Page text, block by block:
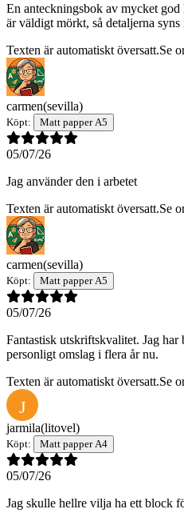
En anteckningsbok av mycket
är väldigt mörkt, så detaljerna syns
Texten är automatiskt översatt.Se
carmen(sevilla)
Köpt: Matt papper A5
05/07/26
Jag använder den i arbetet
Texten är automatiskt översatt.Se
carmen(sevilla)
Köpt: Matt papper A5
05/07/26
Fantastisk utskriftskvalitet. Jag har
personligt omslag i flera år nu.
Texten är automatiskt översatt.Se
J
jarmila(litovel)
Köpt: Matt papper A4
05/07/26
Jag skulle hellre vilja ha ett block